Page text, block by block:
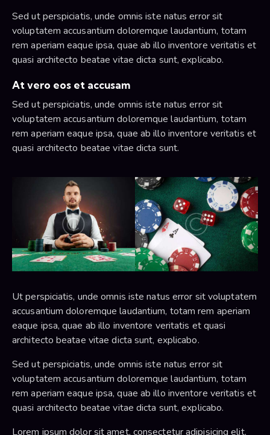
Sed ut perspiciatis, unde omnis iste natus error sit
voluptatem accusantium doloremque laudantium, totam
rem aperiam eaque ipsa, quae ab illo inventore veritatis et
quasi architecto beatae vitae dicta sunt, explicabo.
At vero eos et accusam
Sed ut perspiciatis, unde omnis iste natus error sit
voluptatem accusantium doloremque laudantium, totam
rem aperiam eaque ipsa, quae ab illo inventore veritatis et
quasi architecto beatae vitae dicta sunt.
Ut perspiciatis, unde omnis iste natus error sit voluptatem
accusantium doloremque laudantium, totam rem aperiam
eaque ipsa, quae ab illo inventore veritatis et quasi
architecto beatae vitae dicta sunt, explicabo.
Sed ut perspiciatis, unde omnis iste natus error sit
voluptatem accusantium doloremque laudantium, totam
rem aperiam eaque ipsa, quae ab illo inventore veritatis et
quasi architecto beatae vitae dicta sunt, explicabo.
Lorem ipsum dolor sit amet, consectetur adipisicing elit,